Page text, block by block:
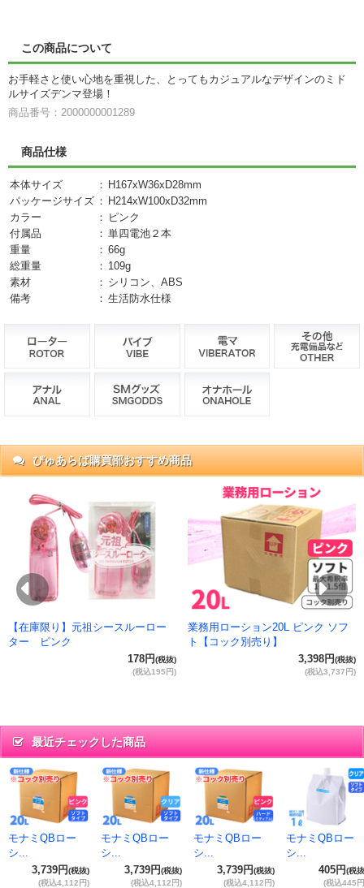
この商品について
お手軽さと使い心地を重視した、とってもカジュアルなデザインのミド
ルサイズデンマ登場！
商品番号：2000000001289
商品仕様
本体サイズ ： H167xW36xD28mm
パッケージサイズ ： H214xW100xD32mm
カラー
： ピンク
付属品
： 単四電池２本
重量
： 66g
総重量
： 109g
素材
： シリコン、ABS
備考
： 生活防水仕様
ぴゅあらば購買部おすすめ商品
Previous
【在庫限り】元祖シースルーロー
ター ピンク
178円(税抜)
(税込195円)
業務用ローション20L ピンク ソフ
ト【コック別売り】
3,398円(税抜)
(税込3,737円)
最近チェックした商品
モナミQBロー
シ...
3,739円(税抜)
(税込4,112円)
モナミQBロー
シ...
3,739円(税抜)
(税込4,112円)
モナミQBロー
シ...
3,739円(税抜)
(税込4,112円)
モナミQBロー
シ...
405円(税
(税込445